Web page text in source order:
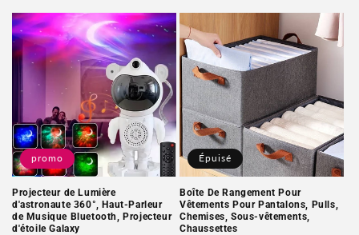
promo
Projecteur de Lumière
d'astronaute 360°, Haut-Parleur
de Musique Bluetooth, Projecteur
d'étoile Galaxy
Épuisé
Boîte De Rangement Pour
Vêtements Pour Pantalons, Pulls,
Chemises, Sous-vêtements,
Chaussettes